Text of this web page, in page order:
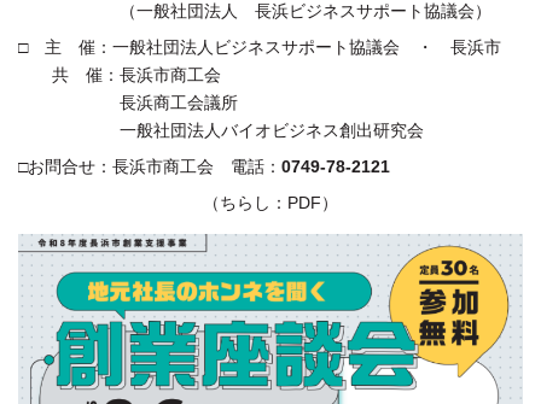
（一般社団法人 長浜ビジネスサポート協議会）
□ 主 催：一般社団法人ビジネスサポート協議会 ・ 長浜市
共 催：長浜市商工会
長浜商工会議所
一般社団法人バイオビジネス創出研究会
□お問合せ：長浜市商工会 電話： 0749-78-2121
（ちらし：PDF）